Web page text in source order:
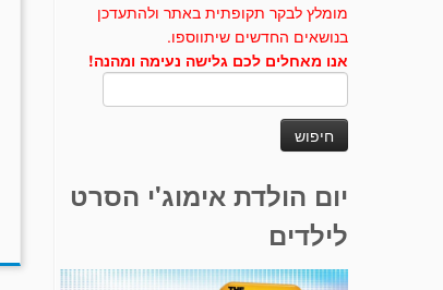
מומלץ לבקר תקופתית באתר ולהתעדכן
בנושאים החדשים שיתווספו.
אנו מאחלים לכם גלישה נעימה ומהנה!
יום הולדת אימוג'י הסרט
לילדים